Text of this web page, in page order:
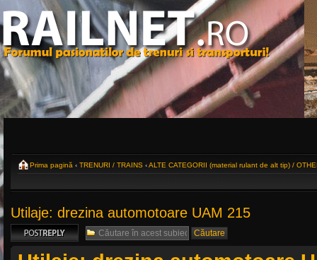
Prima pagină ‹ TRENURI / TRAINS ‹ALTE CATEGORII (material rulant de alt tip) /
Utilaje: drezina automotoare UAM 215
Scrie un răspuns